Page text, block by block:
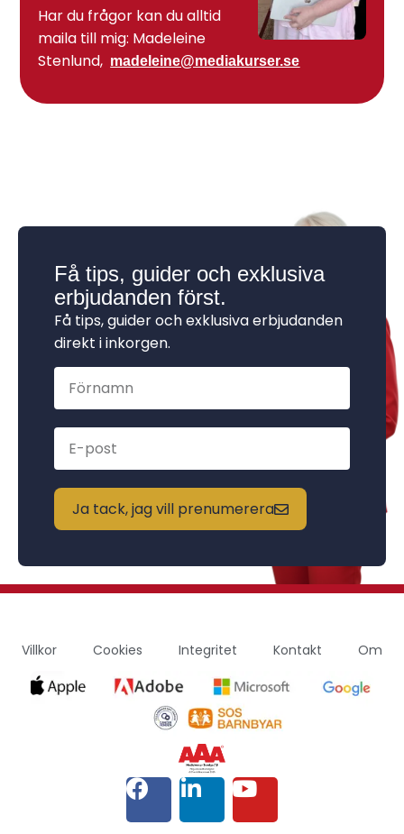
Har du frågor kan du alltid
maila till mig: Madeleine
Stenlund, madeleine@mediakurser.se
Få tips, guider och exklusiva
erbjudanden först.
Få tips, guider och exklusiva erbjudanden
direkt i inkorgen.
Ja tack, jag vill prenumerera
Villkor Cookies Integritet Kontakt Om